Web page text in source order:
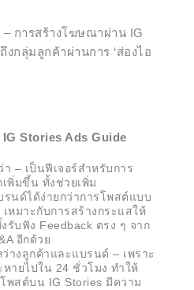
– การสร้างโฆษณาผ่าน IG
งกลุ่มลูกค้าผ่านการ ‘ส่องไอ
Stories Ads Guide
า – เป็นฟีเจอร์สำหรับการ
พิ่มขึ้น ทั้งช่วยเพิ่ม
รนด์ได้ง่ายกว่าการโพสต์แบบ
หมาะกับการสร้างกระแสให้
รับฟัง Feedback ตรง ๆ จาก
อีกด้วย
างลูกค้าและแบรนด์ – เพราะ
ายไปใน 24 ชั่วโมง ทำให้
พสต์บน IG Stories มีความ